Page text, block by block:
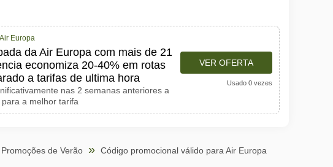
Europa
da Air Europa com mais de 21
economiza 20-40% em rotas
a tarifas de ultima hora
nas 2 semanas anteriores a
a melhor tarifa
VER OFERTA
Usado 0 vezes
Promoções de Verão Código promocional válido para Air Europa